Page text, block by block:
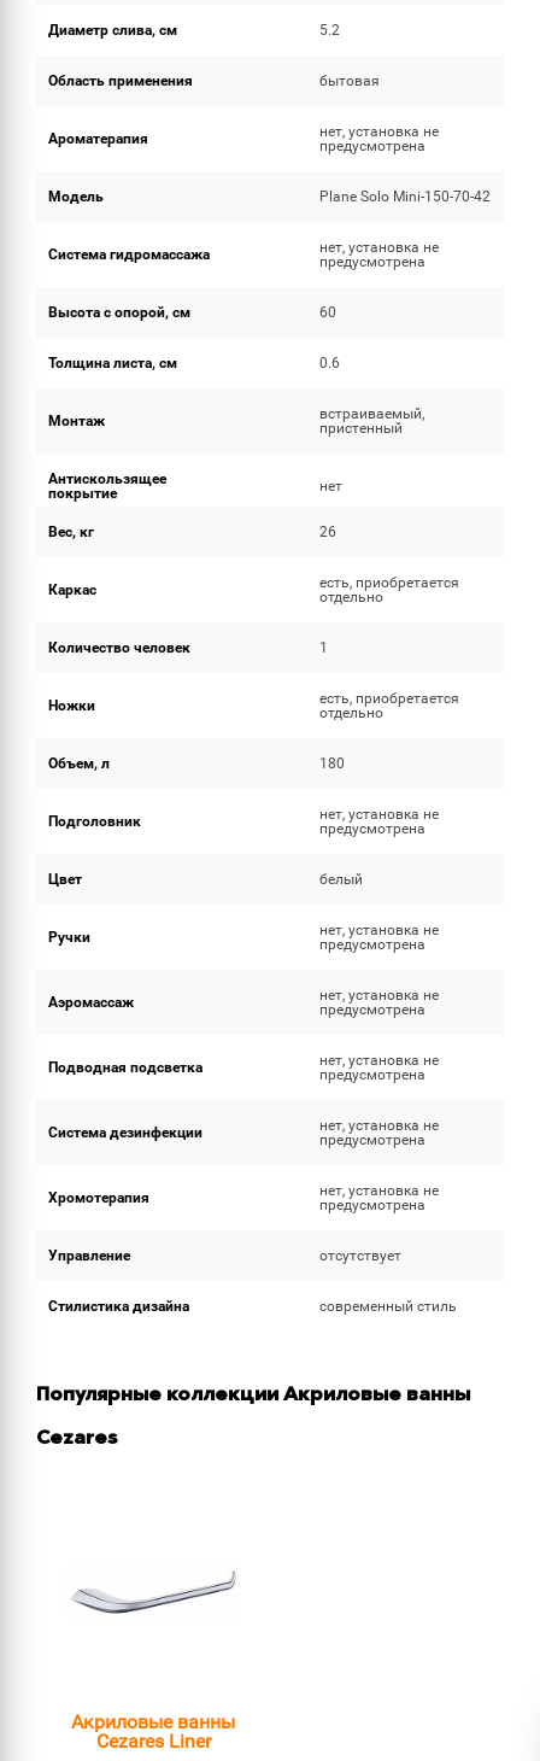
Диаметр слива, см 5.2
Область применения бытовая
Ароматерапия
нет, установка не
предусмотрена
Модель Plane Solo Mini-150-70-42
Система гидромассажа
нет, установка не
предусмотрена
Высота с опорой, см 60
Толщина листа, см 0.6
Монтаж
встраиваемый,
пристенный
Антискользящее
покрытие
нет
Вес, кг 26
Каркас
есть, приобретается
отдельно
Количество человек 1
Ножки
есть, приобретается
отдельно
Объем, л 180
Подголовник
нет, установка не
предусмотрена
Цвет белый
Ручки
нет, установка не
предусмотрена
Аэромассаж
нет, установка не
предусмотрена
Подводная подсветка
нет, установка не
предусмотрена
Система дезинфекции
нет, установка не
предусмотрена
Хромотерапия
нет, установка не
предусмотрена
Управление отсутствует
Стилистика дизайна современный стиль
Популярные коллекции Акриловые ванны
Cezares
Акриловые ванны
Cezares Liner